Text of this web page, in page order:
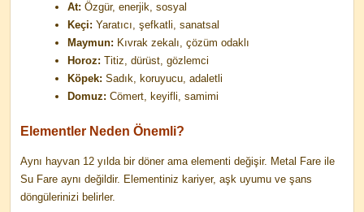
At: Özgür, enerjik, sosyal
Keçi: Yaratıcı, şefkatli, sanatsal
Maymun: Kıvrak zekalı, çözüm odaklı
Horoz: Titiz, dürüst, gözlemci
Köpek: Sadık, koruyucu, adaletli
Domuz: Cömert, keyifli, samimi
Elementler Neden Önemli?
Aynı hayvan 12 yılda bir döner ama elementi değişir. Metal Fare ile
Su Fare aynı değildir. Elementiniz kariyer, aşk uyumu ve şans
döngülerinizi belirler.